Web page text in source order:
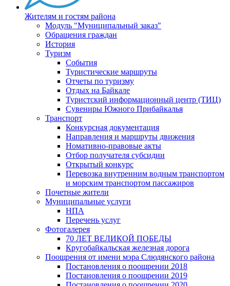
Жителям и гостям района
Модуль "Муниципальный заказ"
Обращения граждан
История
Туризм
События
Туристические маршруты
Отчеты по туризму
Отдых на Байкале
Туристский информационный центр (ТИЦ)
Сувениры Южного Прибайкалья
Транспорт
Конкурсная документация
Направления и маршруты движения
Номативно-правовые акты
Отбор получателя субсидии
Открытый конкурс
Перевозка внутренним водным транспортом
и морским транспортом пассажиров
Почетные жители
Муниципальные услуги
НПА
Перечень услуг
Фотогалерея
70 ЛЕТ ВЕЛИКОЙ ПОБЕДЫ
Кругобайкальская железная дорога
Поощрения от имени мэра Слюдянского района
Постановления о поощрении 2018
Постановления о поощрении 2019